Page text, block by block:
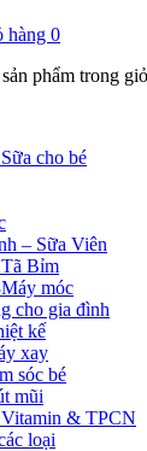
hàng 0
phẩm trong
Sữa cho bé
– Sữa Viên
Tã Bỉm
Máy móc
cho gia đình
kế
xay
sóc bé
mũi
Vitamin & TPCN
loại